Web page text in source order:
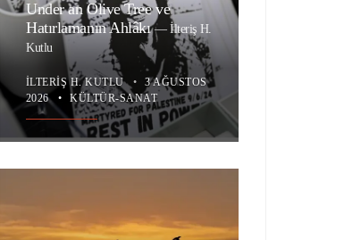
Under an Olive Tree ve
Hatırlamanın Ahlâkı—İlteriş H.
Kutlu
İLTERIŞ H. KUTLU •
3 AĞUSTOS
2026
• KÜLTÜR-SANAT